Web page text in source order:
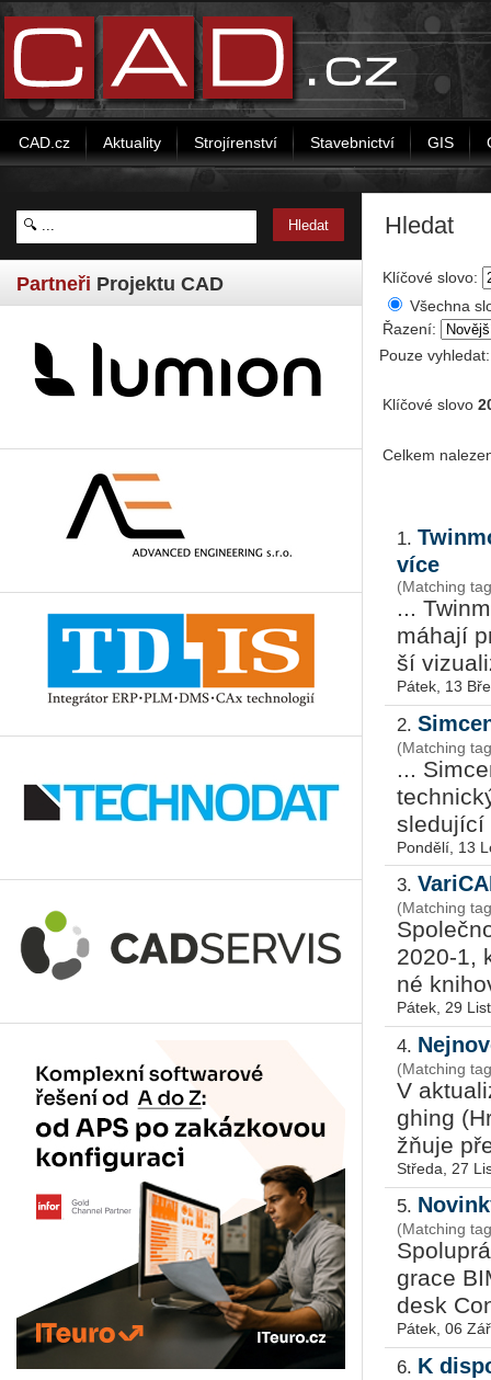
CAD.cz Aktuality Strojírenství Stavebnictví GIS
Partneři Projektu CAD
Hledat
Klíčové slovo:
Všechna
Řazení:
Pouze
Klíčové slovo
Celkem
1.
více
(Matching
...
má­ha­jí
ší
Pátek, 13
2.
(Matching
...
sle­du­jí­cí
Pondělí, 13
3.
(Matching
2020-1,
né
Pátek, 29
4.
(Matching
V
ghing
ž­ňu­je
Středa, 27
5.
(Matching
gra­ce
de­sk
Pátek, 06
6. K